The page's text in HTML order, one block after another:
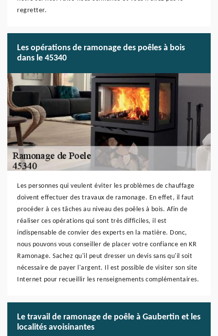
regretter.
Les opérations de ramonage des poêles à bois
dans le 45340
Les personnes qui veulent éviter les problèmes de chauffage
doivent effectuer des travaux de ramonage. En effet, il faut
procéder à ces tâches au niveau des poêles à bois. Afin de
réaliser ces opérations qui sont très difficiles, il est
indispensable de convier des experts en la matière. Donc,
nous pouvons vous conseiller de placer votre confiance en KR
Ramonage. Sachez qu'il peut dresser un devis sans qu'il soit
nécessaire de payer l'argent. Il est possible de visiter son site
Internet pour recueillir les renseignements complémentaires.
Le travail de ramonage de poêle à Gaubertin et les
localités avoisinantes